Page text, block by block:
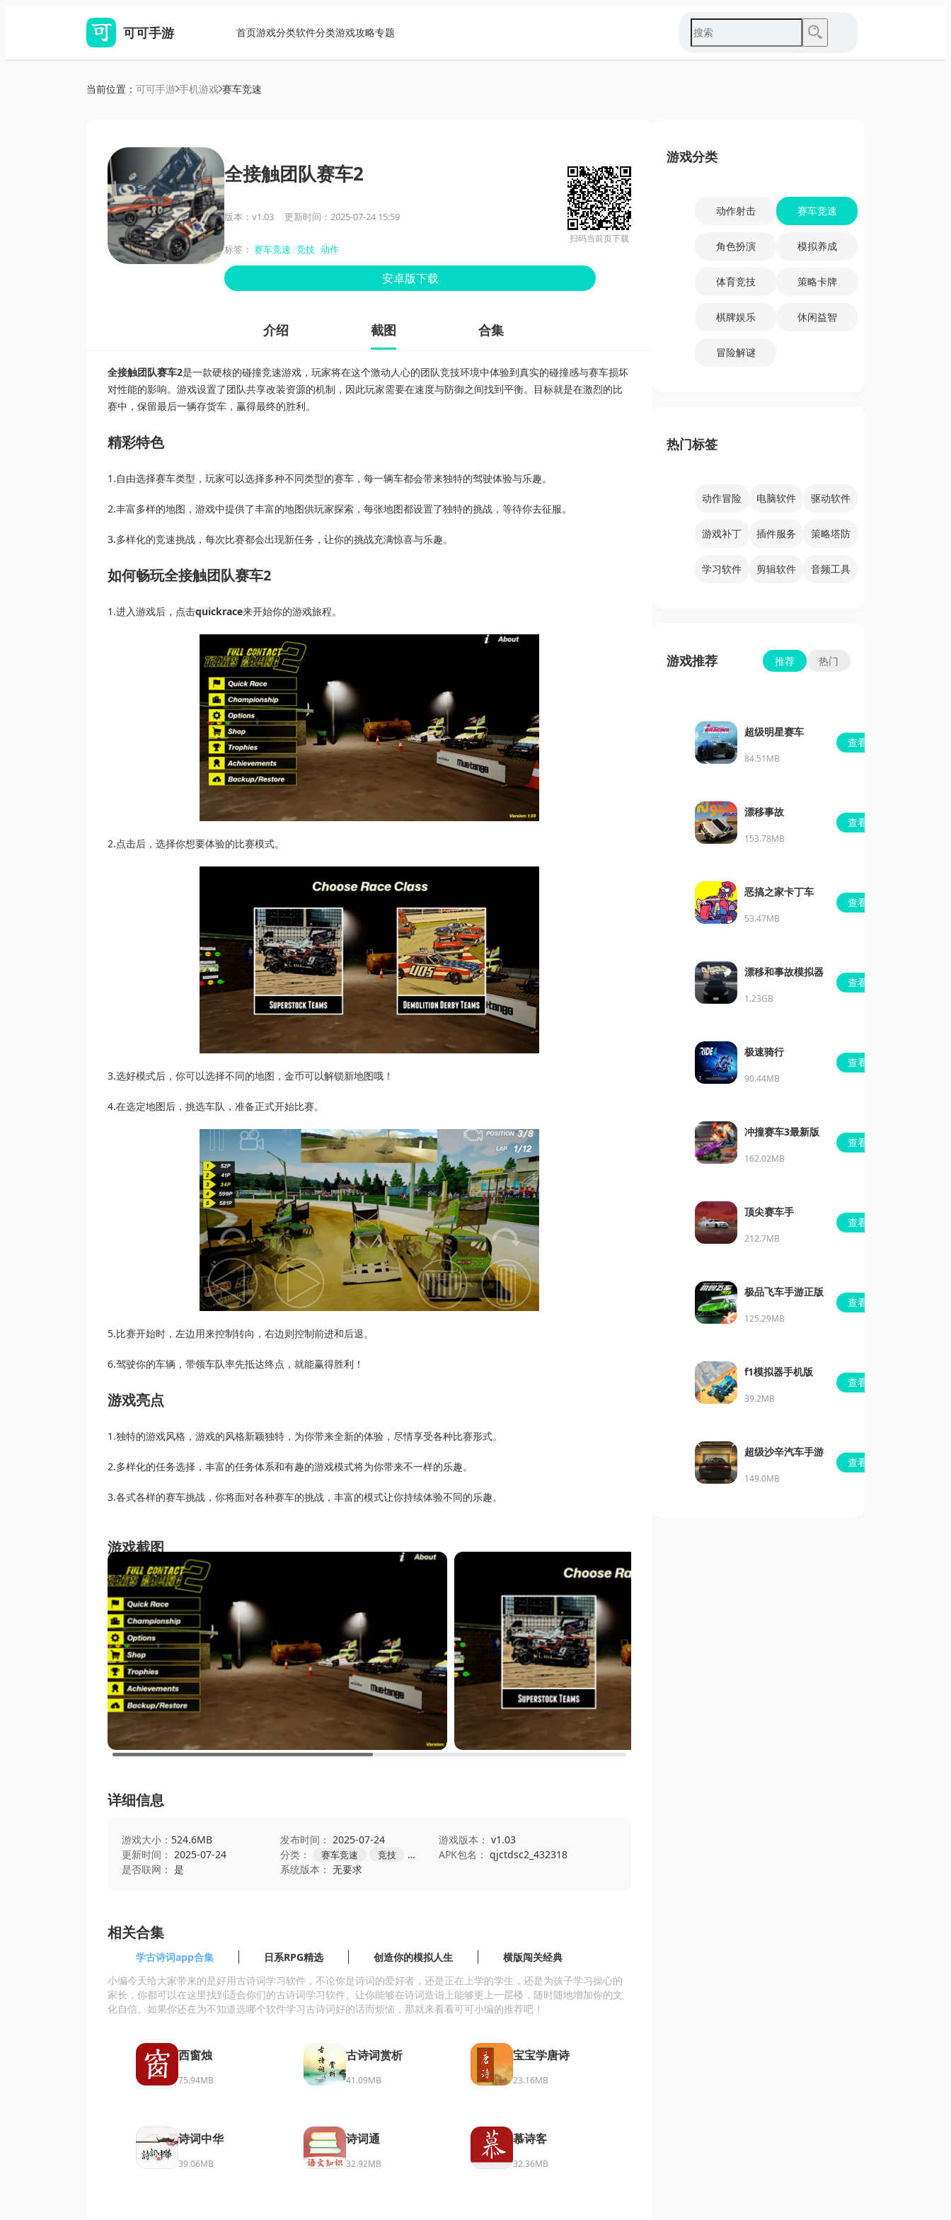
可可手游 首页游戏分类软件分类游戏攻略专题
当前位置： 可可手游 手机游戏 赛车竞速
全接触团队赛车2
版本：v1.03 更新时间：2025-07-24 15:59
标签： 赛车竞速 竞技 动作
安卓版下载
扫码当前页下载
介绍 截图 合集
全接触团队赛车2是一款硬核的碰撞竞速游戏，玩家将在这个激动人心的团队竞技环境中体验到真实的碰撞感与赛车损坏
对性能的影响。游戏设置了团队共享改装资源的机制，因此玩家需要在速度与防御之间找到平衡。目标就是在激烈的比
赛中，保留最后一辆存货车，赢得最终的胜利。
精彩特色
1.自由选择赛车类型，玩家可以选择多种不同类型的赛车，每一辆车都会带来独特的驾驶体验与乐趣。
2.丰富多样的地图，游戏中提供了丰富的地图供玩家探索，每张地图都设置了独特的挑战，等待你去征服。
3.多样化的竞速挑战，每次比赛都会出现新任务，让你的挑战充满惊喜与乐趣。
如何畅玩全接触团队赛车2
1.进入游戏后，点击quickrace来开始你的游戏旅程。
2.点击后，选择你想要体验的比赛模式。
3.选好模式后，你可以选择不同的地图，金币可以解锁新地图哦！
4.在选定地图后，挑选车队，准备正式开始比赛。
5.比赛开始时，左边用来控制转向，右边则控制前进和后退。
6.驾驶你的车辆，带领车队率先抵达终点，就能赢得胜利！
游戏亮点
1.独特的游戏风格，游戏的风格新颖独特，为你带来全新的体验，尽情享受各种比赛形式。
2.多样化的任务选择，丰富的任务体系和有趣的游戏模式将为你带来不一样的乐趣。
3.各式各样的赛车挑战，你将面对各种赛车的挑战，丰富的模式让你持续体验不同的乐趣。
游戏截图
详细信息
游戏大小： 524.6MB 发布时间： 2025-07-24 游戏版本： v1.03
更新时间： 2025-07-24 分类： 赛车竞速 竞技 APK包名： qjctdsc2_432318
是否联网： 是 系统版本： 无要求
相关合集
学古诗词app合集 日系RPG精选 创造你的模拟人生
横版闯关经典
小编今天给大家带来的是好用古诗词学习软件，不论你是诗词的爱好者，还是正在上学的学生，还是为孩子学习操心的
家长，你都可以在这里找到适合你们的古诗词学习软件。让你能够在诗词造诣上能够更上一层楼，随时随地增加你的文
化自信。如果你还在为不知道选哪个软件学习古诗词好的话而烦恼，那就来看看可可小编的推荐吧！
西窗烛
75.94MB
古诗词赏析
41.09MB
宝宝学唐诗
23.16MB
诗词中华
39.06MB
诗词通
32.92MB
慕诗客
32.36MB
游戏分类
动作射击 赛车竞速
角色扮演 模拟养成
体育竞技 策略卡牌
棋牌娱乐 休闲益智
冒险解谜
热门标签
动作冒险 电脑软件 驱动软件
游戏补丁 插件服务 策略塔防
学习软件 剪辑软件 音频工具
游戏推荐 推荐 热门
超级明星赛车
84.51MB
查看
漂移事故
153.78MB
查看
恶搞之家卡丁车
53.47MB
查看
漂移和事故模拟器
1.23GB
查看
极速骑行
90.44MB
查看
冲撞赛车3最新版
162.02MB
查看
顶尖赛车手
212.7MB
查看
极品飞车手游正版
125.29MB
查看
f1模拟器手机版
39.2MB
查看
超级沙辛汽车手游
149.0MB
查看